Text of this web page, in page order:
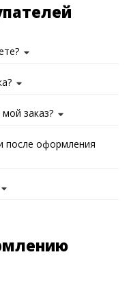
заказ?
после оформления